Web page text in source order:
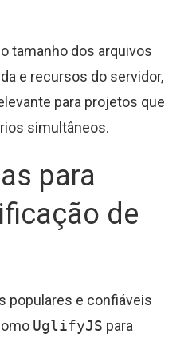
tamanho dos arquivos
e recursos do servidor,
para projetos que
simultâneos.
para
de
populares e confiáveis
UglifyJS para